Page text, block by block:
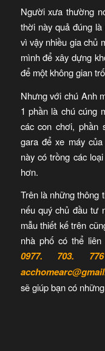
Người xưa thường
thời này quả đúng
vì vậy nhiều gia chủ
mình để xây dựng
để một không gian
Nhưng với chú Anh
1 phần là chú cúng
các con chơi, phần
gara để xe máy
này có trồng các
hơn.
Trên là những thông
nếu quý chủ đầu tư
mẫu thiết kế trên
nhà phố có thể
0977. 703. 776
sẽ giúp bạn có